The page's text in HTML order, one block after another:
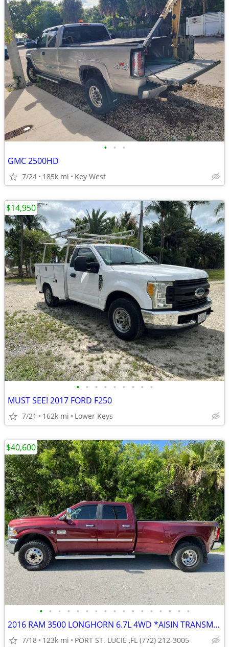
• • •
GMC 2500HD
7/24 185k mi Key West
• • • • • • • • •
MUST SEE! 2017 FORD F250
7/21 162k mi Lower Keys
$14,950
• • • • • • • • • • • • • • • • •
2016 RAM 3500 LONGHORN 6.7L 4WD *AISIN TRANSMISSION* ONLY 123K MILES*
7/18 123k mi PORT ST. LUCIE ,FL (772) 212-3005
$40,600